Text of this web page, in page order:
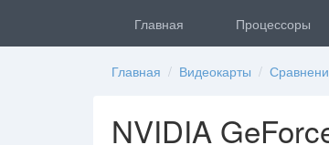
Главная Процессоры
Главная / Видеокарты /
NVIDIA